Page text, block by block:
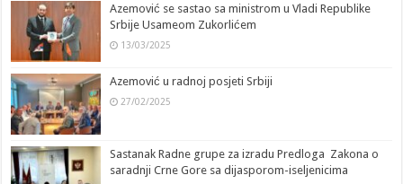
Azemović se sastao sa ministrom u Vladi Republike
Srbije Usameom Zukorlićem
13/03/2025
Azemović u radnoj posjeti Srbiji
27/02/2025
Sastanak Radne grupe za izradu Predloga Zakona o
saradnji Crne Gore sa dijasporom-iseljenicima